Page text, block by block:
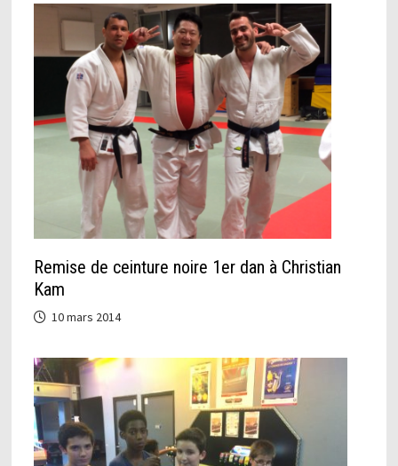
Remise de ceinture noire 1er dan à Christian
Kam
10 mars 2014